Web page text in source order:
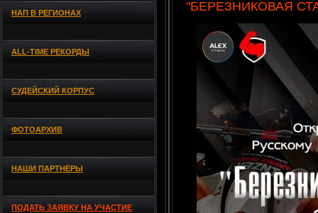
НАП В РЕГИОНАХ
ALL-TIME РЕКОРДЫ
СУДЕЙСКИЙ КОРПУС
ФОТОАРХИВ
НАШИ ПАРТНЁРЫ
ПОДАТЬ ЗАЯВКУ НА УЧАСТИЕ
"БЕРЕЗНИКОВАЯ